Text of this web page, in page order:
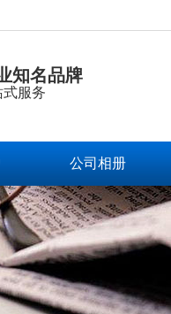
知名品牌
服务
公司相册